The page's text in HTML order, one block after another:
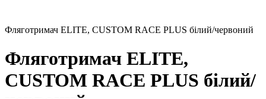
Фляготримач ELITE, CUSTOM RACE PLUS білий/червоний
Фляготримач ELITE,
CUSTOM RACE PLUS білий/